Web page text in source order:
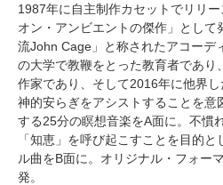
1987年に自主制作カセットでリリ
オン・アンビエントの傑作」として
流John Cage」と称されたアコーデ
の大学で教鞭をとった教育者であり
作家であり、そして2016年に他界
神的安らぎをアシストすることを意
する25分の瞑想音楽をA面に。不慣
「知恵」を呼び起こすことを目的
ル曲をB面に。オリジナル・フォー
発。